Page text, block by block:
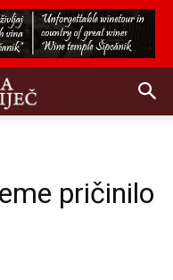
pričinilo